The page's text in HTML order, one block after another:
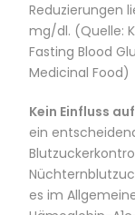
Reduzierungen
mg/dl. (Quelle:
Fasting Blood
Medicinal Food)
Kein Einfluss
ein
es im